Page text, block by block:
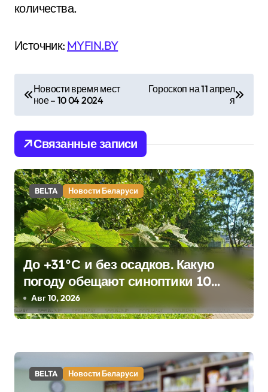
количества.
Источник: MYFIN.BY
а
в
и
г
а
ц
и
я
п
з
Новости время мест
ное – 10 04 2024
Гороскоп на 11 апрел
я
Связанные записи
BELTA Новости Беларуси
До +31°С и без осадков. Какую
погоду обещают синоптики 10
августа
Авг 10, 2026
BELTA Новости Беларуси